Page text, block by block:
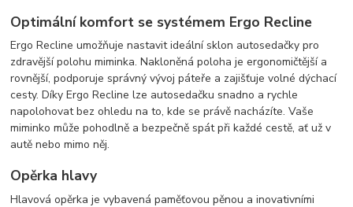
Optimální komfort se systémem Ergo Recline
Ergo Recline umožňuje nastavit ideální sklon autosedačky pro
zdravější polohu miminka. Nakloněná poloha je ergonomičtější a
rovnější, podporuje správný vývoj páteře a zajišťuje volné dýchací
cesty. Díky Ergo Recline lze autosedačku snadno a rychle
napolohovat bez ohledu na to, kde se právě nacházíte. Vaše
miminko může pohodlně a bezpečně spát při každé cestě, ať už v
autě nebo mimo něj.
Opěrka hlavy
Hlavová opěrka je vybavená paměťovou pěnou a inovativními